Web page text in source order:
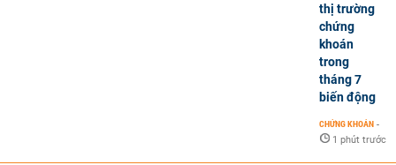
thị trường
chứng
khoán
trong
tháng 7
biến động
CHỨNG KHOÁN -
1 phút trước